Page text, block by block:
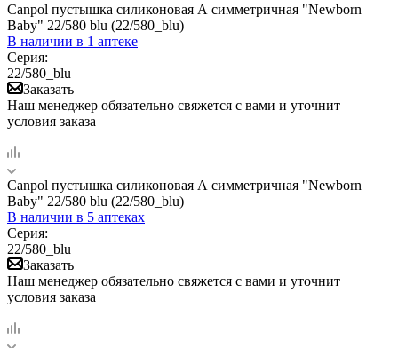
Canpol пустышка силиконовая А симметричная "Newborn
Baby" 22/580 blu (22/580_blu)
В наличии в 1 аптеке
Серия:
22/580_blu
Заказать
Наш менеджер обязательно свяжется с вами и уточнит
условия заказа
Canpol пустышка силиконовая А симметричная "Newborn
Baby" 22/580 blu (22/580_blu)
В наличии в 5 аптеках
Серия:
22/580_blu
Заказать
Наш менеджер обязательно свяжется с вами и уточнит
условия заказа